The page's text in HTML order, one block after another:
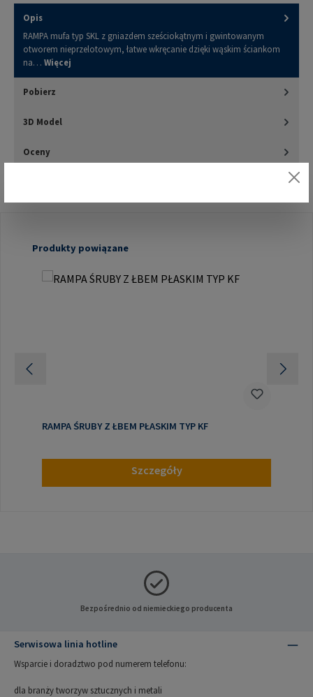
Opis
RAMPA mufa typ SKL z gniazdem sześciokątnym i gwintowanym
otworem nieprzelotowym, łatwe wkręcanie dzięki wąskim ściankom
na… Więcej
Pobierz
3D Model
Oceny
Pomiń galerię produktów
Produkty powiązane
RAMPA ŚRUBY Z ŁBEM PŁASKIM TYP KF
Szczegóły
Bezpośrednio od niemieckiego producenta
Serwisowa linia hotline
Wsparcie i doradztwo pod numerem telefonu:
dla branży tworzyw sztucznych i metali